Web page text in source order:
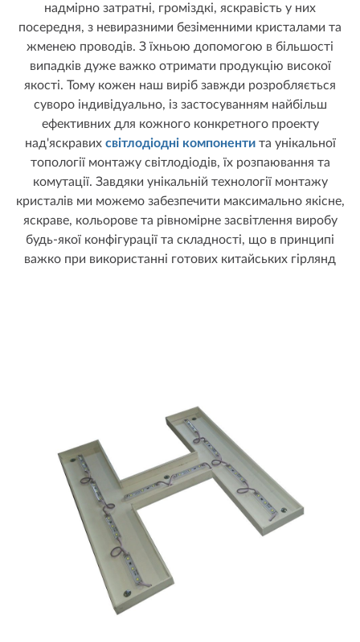
надмірно затратні, громіздкі, яскравість у них
посередня, з невиразними безіменними кристалами та
жменею проводів. З їхньою допомогою в більшості
випадків дуже важко отримати продукцію високої
якості. Тому кожен наш виріб завжди розробляється
суворо індивідуально, із застосуванням найбільш
ефективних для кожного конкретного проекту
над'яскравих світлодіодні компонентита унікальної
топології монтажу світлодіодів, їх розпаювання та
комутації. Завдяки унікальній технології монтажу
кристалів ми можемо забезпечити максимально якісне,
яскраве, кольорове та рівномірне засвітлення виробу
будь-якої конфігурації та складності, що в принципі
важко при використанні готових китайських гірлянд